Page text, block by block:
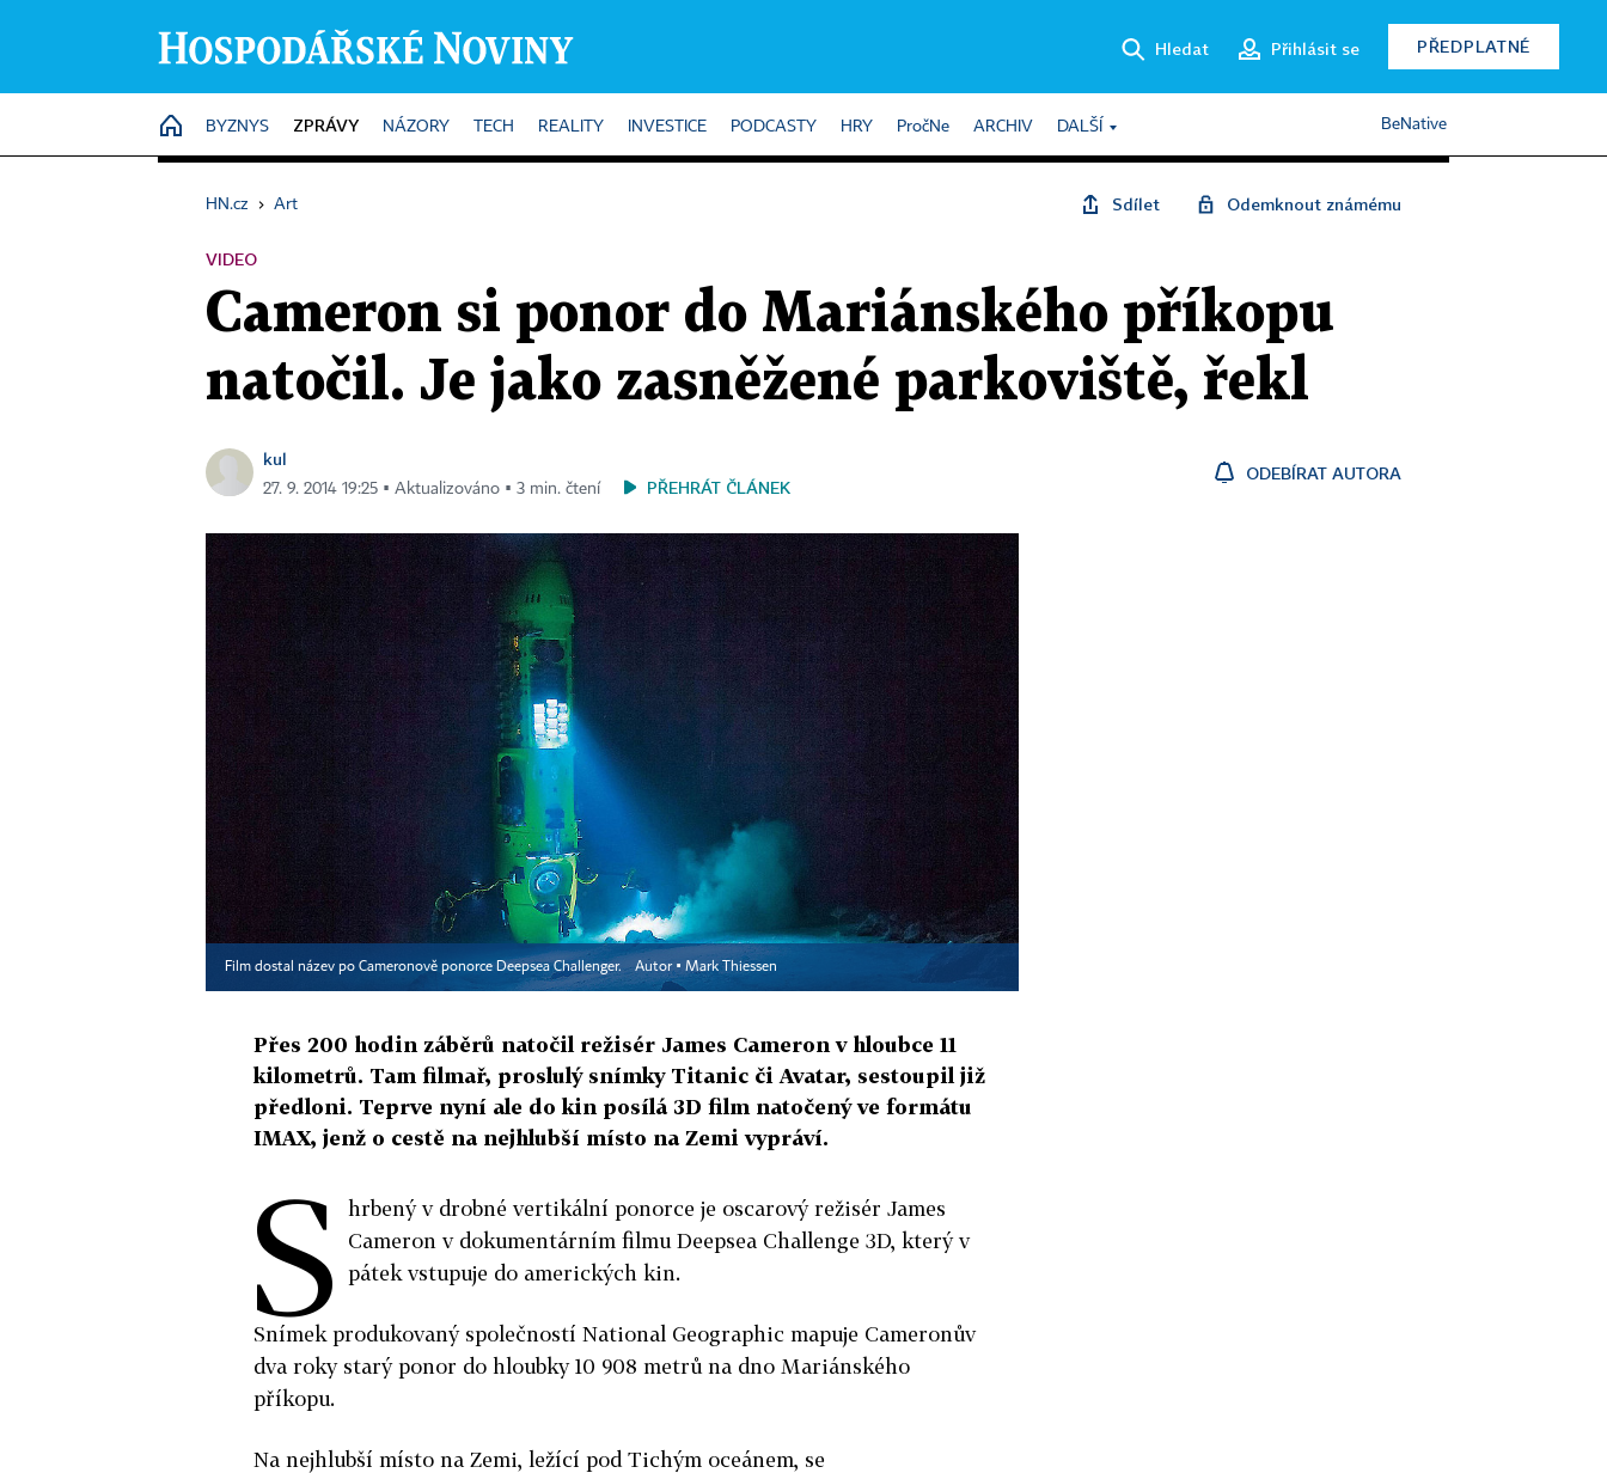
Hledat Přihlásit se PŘEDPLATNÉ
HOME
BYZNYS ZPRÁVY NÁZORY TECH REALITY INVESTICE PODCASTY HRY PročNe ARCHIV DALŠÍ BeNative
HN.cz › Art Sdílet Odemknout známému
VIDEO
Cameron si ponor do Mariánského příkopu
natočil. Je jako zasněžené parkoviště, řekl
kul
27. 9. 2014 19:25 ▪ Aktualizováno ▪ 3 min. čtení PŘEHRÁT ČLÁNEK
ODEBÍRAT AUTORA
Film dostal název po Cameronově ponorce Deepsea Challenger. Autor ▪ Mark Thiessen
Přes 200 hodin záběrů natočil režisér James Cameron v hloubce 11
kilometrů. Tam filmař, proslulý snímky Titanic či Avatar, sestoupil již
předloni. Teprve nyní ale do kin posílá 3D film natočený ve formátu
IMAX, jenž o cestě na nejhlubší místo na Zemi vypráví.
S
hrbený v drobné vertikální ponorce je oscarový režisér James
Cameron v dokumentárním filmu Deepsea Challenge 3D, který v
pátek vstupuje do amerických kin.
Snímek produkovaný společností National Geographic mapuje Cameronův
dva roky starý ponor do hloubky 10 908 metrů na dno Mariánského
příkopu.
Na nejhlubší místo na Zemi, ležící pod Tichým oceánem, se